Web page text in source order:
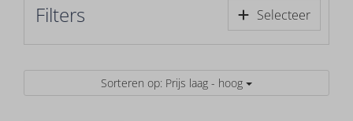
Filters Selecteer
Sorteren op: Prijs laag - hoog